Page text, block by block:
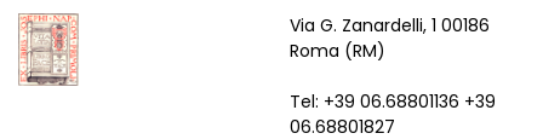
Via G. Zanardelli, 1 00186
Roma (RM)
Tel: +39 06.68801136 +39
06.68801827